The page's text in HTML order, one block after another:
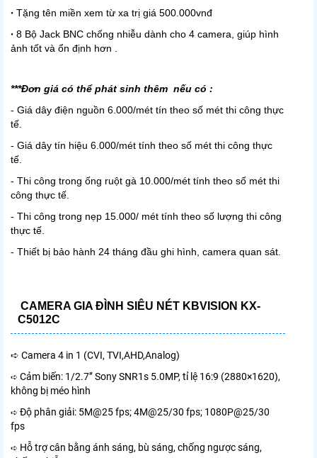
• Tặng tên miền xem từ xa trị giá 500.000vnđ
• 8 Bộ Jack BNC chống nhiễu dành cho 4 camera, giúp hình
ảnh tốt và ổn định hơn .
***Đơn giá có thể phát sinh thêm nếu có :
- Giá dây điện nguồn 6.000/mét tín theo số mét thi công thực
tế.
- Giá dây tín hiệu 6.000/mét tính theo số mét thi công thực
tế.
- Thi công trong ống ruột gà 10.000/mét tính theo số mét thi
công thực tế.
- Thi công trong nẹp 15.000/ mét tính theo số lượng thi công
thực tế.
- Thiết bị bảo hành 24 tháng đầu ghi hình, camera quan sát.
CAMERA GIA ĐÌNH SIÊU NÉT KBVISION KX-
C5012C
➪ Camera 4 in 1 (CVI, TVI,AHD,Analog)
➪ Cảm biến: 1/2.7’’ Sony SNR1s 5.0MP, tỉ lệ 16:9 (2880×1620),
không bị méo hình
➪ Độ phân giải: 5M@25 fps; 4M@25/30 fps; 1080P@25/30
fps
➪ Hỗ trợ cân bằng ánh sáng, bù sáng, chống ngược sáng,